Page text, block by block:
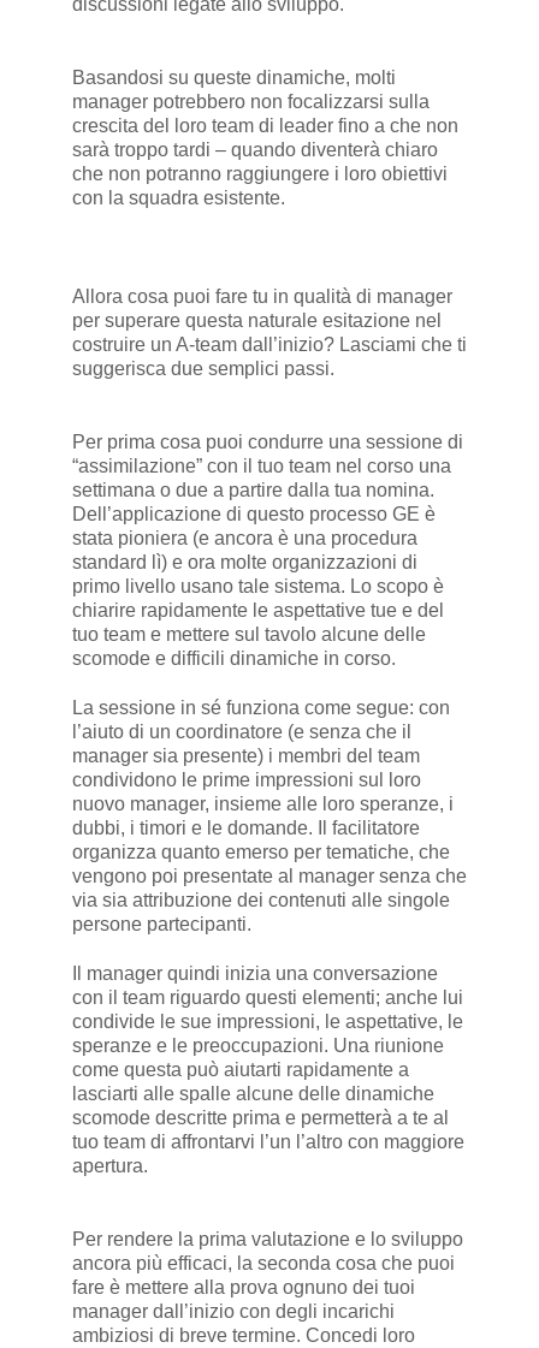
discussioni legate allo sviluppo.
Basandosi su queste dinamiche, molti
manager potrebbero non focalizzarsi sulla
crescita del loro team di leader fino a che non
sarà troppo tardi – quando diventerà chiaro
che non potranno raggiungere i loro obiettivi
con la squadra esistente.
Allora cosa puoi fare tu in qualità di manager
per superare questa naturale esitazione nel
costruire un A-team dall’inizio? Lasciami che ti
suggerisca due semplici passi.
Per prima cosa puoi condurre una sessione di
“assimilazione” con il tuo team nel corso una
settimana o due a partire dalla tua nomina.
Dell’applicazione di questo processo GE è
stata pioniera (e ancora è una procedura
standard lì) e ora molte organizzazioni di
primo livello usano tale sistema. Lo scopo è
chiarire rapidamente le aspettative tue e del
tuo team e mettere sul tavolo alcune delle
scomode e difficili dinamiche in corso.
La sessione in sé funziona come segue: con
l’aiuto di un coordinatore (e senza che il
manager sia presente) i membri del team
condividono le prime impressioni sul loro
nuovo manager, insieme alle loro speranze, i
dubbi, i timori e le domande. Il facilitatore
organizza quanto emerso per tematiche, che
vengono poi presentate al manager senza che
via sia attribuzione dei contenuti alle singole
persone partecipanti.
Il manager quindi inizia una conversazione
con il team riguardo questi elementi; anche lui
condivide le sue impressioni, le aspettative, le
speranze e le preoccupazioni. Una riunione
come questa può aiutarti rapidamente a
lasciarti alle spalle alcune delle dinamiche
scomode descritte prima e permetterà a te al
tuo team di affrontarvi l’un l’altro con maggiore
apertura.
Per rendere la prima valutazione e lo sviluppo
ancora più efficaci, la seconda cosa che puoi
fare è mettere alla prova ognuno dei tuoi
manager dall’inizio con degli incarichi
ambiziosi di breve termine. Concedi loro